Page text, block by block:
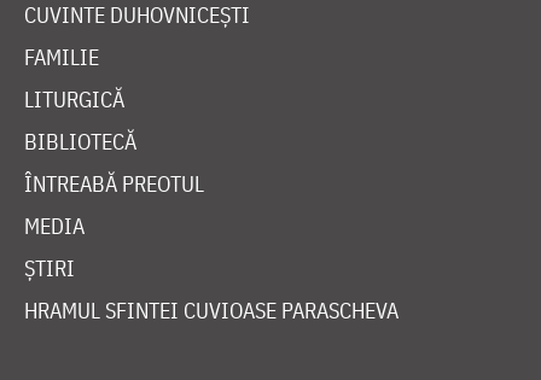
CUVINTE DUHOVNICEȘTI
FAMILIE
LITURGICĂ
BIBLIOTECĂ
ÎNTREABĂ PREOTUL
MEDIA
ȘTIRI
HRAMUL SFINTEI CUVIOASE PARASCHEVA